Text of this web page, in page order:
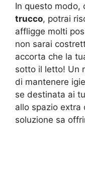
In questo modo,
trucco, potrai
affligge molti
non sarai
accorta che la
sotto il letto! Un
di mantenere
se destinata ai
allo spazio extra
soluzione sa